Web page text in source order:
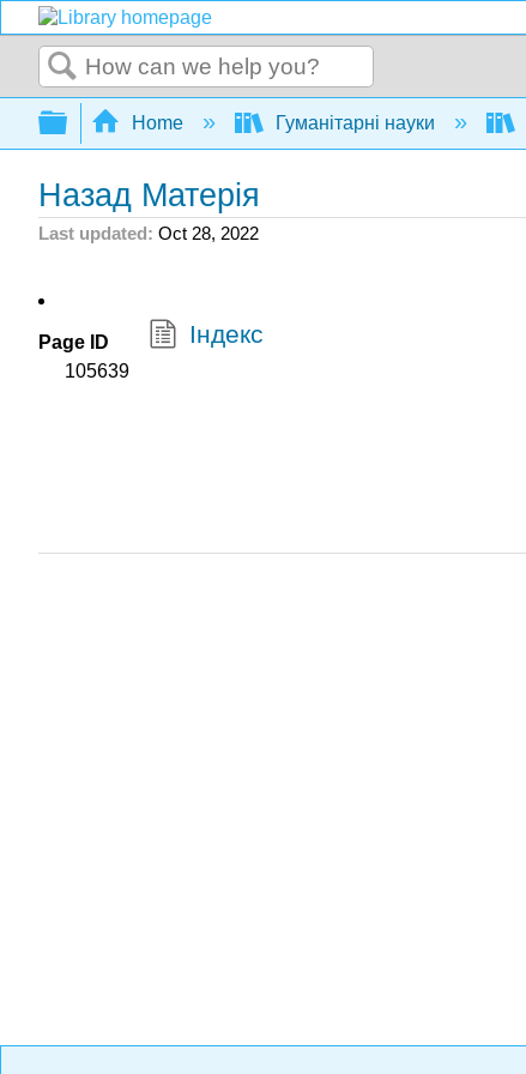
Search
Expand/collapse global hierarchy
Home Гуманітарні науки
Назад Матерія
Last updated Oct 28, 2022
Page ID
105639
Індекс